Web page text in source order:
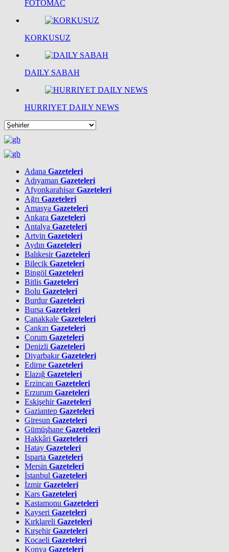
FOTOMAC
KORKUSUZ
DAILY SABAH
HURRIYET DAILY NEWS
Adana Gazeteleri
Adıyaman Gazeteleri
AfyonkarahisarGazeteleri
Ağrı Gazeteleri
Amasya Gazeteleri
Ankara Gazeteleri
Antalya Gazeteleri
Artvin Gazeteleri
Aydın Gazeteleri
BalıkesirGazeteleri
Bilecik Gazeteleri
Bingöl Gazeteleri
Bitlis Gazeteleri
Bolu Gazeteleri
BurdurGazeteleri
Bursa Gazeteleri
Çanakkale Gazeteleri
Çankırı Gazeteleri
Çorum Gazeteleri
Denizli Gazeteleri
DiyarbakırGazeteleri
Edirne Gazeteleri
Elazığ Gazeteleri
Erzincan Gazeteleri
Erzurum Gazeteleri
EskişehirGazeteleri
Gaziantep Gazeteleri
Giresun Gazeteleri
Gümüşhane Gazeteleri
Hakkâri Gazeteleri
Hatay Gazeteleri
Isparta Gazeteleri
Mersin Gazeteleri
İstanbul Gazeteleri
İzmirGazeteleri
Kars Gazeteleri
Kastamonu Gazeteleri
Kayseri Gazeteleri
Kırklareli Gazeteleri
KırşehirGazeteleri
Kocaeli Gazeteleri
Konya Gazeteleri